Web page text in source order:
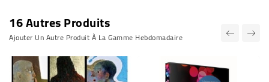
16 Autres Produits
Ajouter Un Autre Produit À La Gamme Hebdomadaire